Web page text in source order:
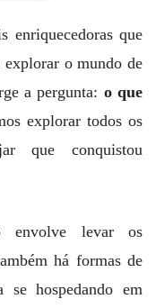
enriquecedoras que
explorar o mundo de
a pergunta: o que
explorar todos os
que conquistou
envolve levar os
há formas de
se hospedando em